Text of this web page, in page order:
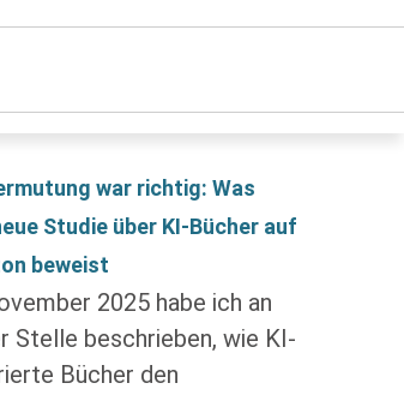
war richtig: Was
Studie über KI-Bücher auf
beweist
2025 habe ich an
Stelle beschrieben, wie KI-
Bücher den